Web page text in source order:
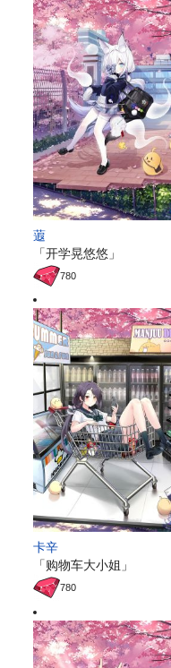
蕸
「开学晃悠悠」
780
卡辛
「购物车大小姐」
780